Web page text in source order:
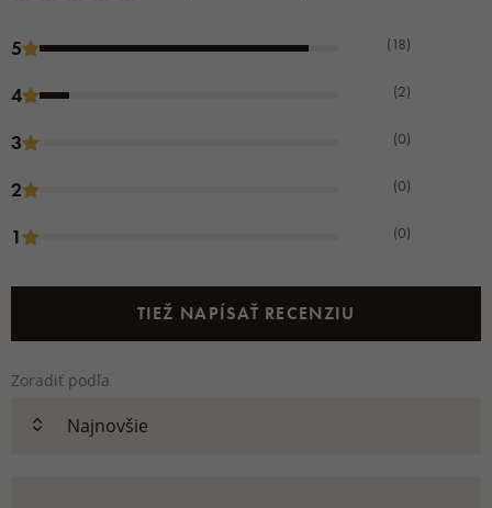
5 (18)
4 (2)
3 (0)
2 (0)
1 (0)
TIEŽ NAPÍSAŤ RECENZIU
Zoradiť podľa